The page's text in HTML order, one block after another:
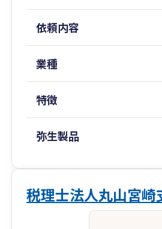
依頼内容
業種
特徴
弥生製品
税理士法人丸山宮崎